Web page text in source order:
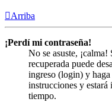
Arriba
¡Perdí mi contraseña!
No se asuste, ¡calma!
recuperada puede
ingreso (login) y
instrucciones y
tiempo.